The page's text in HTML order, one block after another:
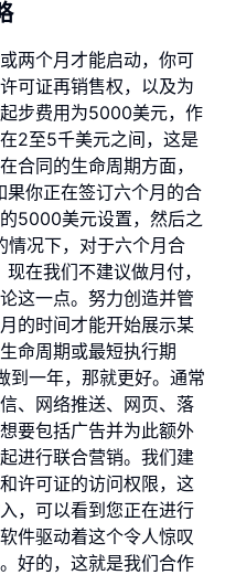
两个月才能启动，你可
可证再销售权，以及为
步费用为5000美元，作
2至5千美元之间，这是
合同的生命周期方面，
果你正在签订六个月的合
5000美元设置，然后之
况下，对于六个月合
在我们不建议做月付，
这一点。努力创造并管
的时间才能开始展示某
命周期或最短执行期
到一年，那就更好。通常
、网络推送、网页、落
要包括广告并为此额外
进行联合营销。我们建
许可证的访问权限，这
，可以看到您正在进行
件驱动着这个令人惊叹
好的，这就是我们合作